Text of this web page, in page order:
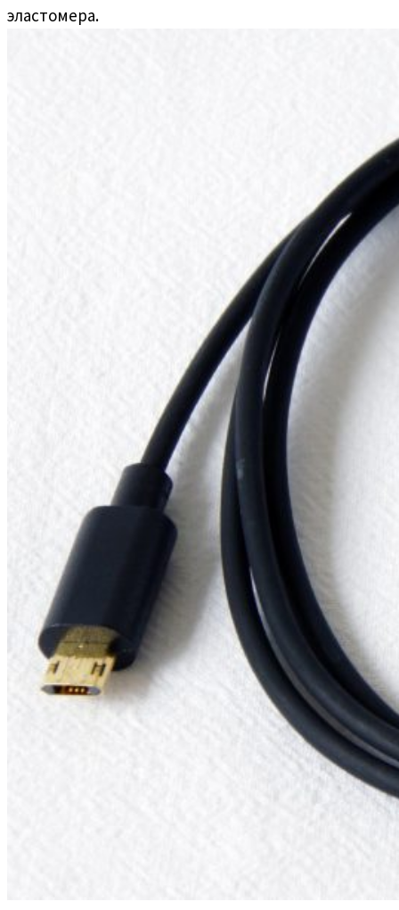
эластомера.